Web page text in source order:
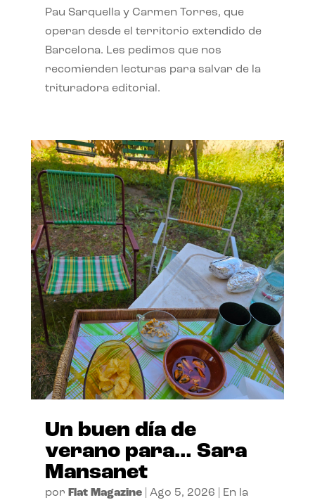
Pau Sarquella y Carmen Torres, que
operan desde el territorio extendido de
Barcelona. Les pedimos que nos
recomienden lecturas para salvar de la
trituradora editorial.
Un buen día de
verano para… Sara
Mansanet
por Flat Magazine| Ago 5, 2026
En la